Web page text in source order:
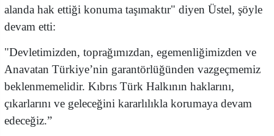
alanda hak ettiği konuma taşımaktır" diyen Üstel, şöyle
devam etti:
"Devletimizden, toprağımızdan, egemenliğimizden ve
Anavatan Türkiye’nin garantörlüğünden vazgeçmemiz
beklenmemelidir. Kıbrıs Türk Halkının haklarını,
çıkarlarını ve geleceğini kararlılıkla korumaya devam
edeceğiz.”